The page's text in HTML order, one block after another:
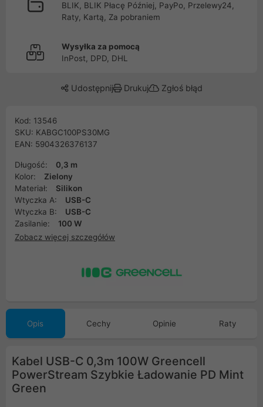
BLIK, BLIK Płacę Później, PayPo, Przelewy24,
Raty, Kartą, Za pobraniem
Wysyłka za pomocą
InPost, DPD, DHL
Udostępnij Drukuj Zgłoś błąd
Kod: 13546
SKU: KABGC100PS30MG
EAN: 5904326376137
Długość:
0,3 m
Kolor:
Zielony
Materiał:
Silikon
Wtyczka A:
USB-C
Wtyczka B:
USB-C
Zasilanie:
100 W
Zobacz więcej szczegółów
Opis Cechy Opinie Raty
Kabel USB-C 0,3m 100W Greencell
PowerStream Szybkie Ładowanie PD Mint
Green